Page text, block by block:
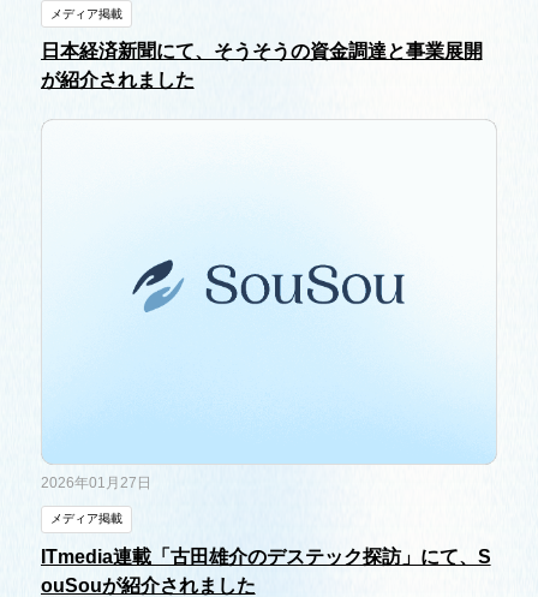
メディア掲載
日本経済新聞にて、そうそうの資金調達と事業展開
が紹介されました
2026年01月27日
メディア掲載
ITmedia連載「古田雄介のデステック探訪」にて、S
ouSouが紹介されました